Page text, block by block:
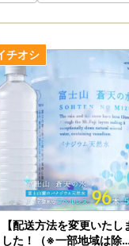
【配送方法を変更いたし
した！（※一部地域は除